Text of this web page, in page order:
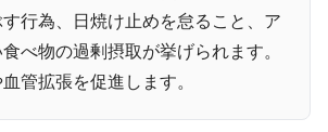
行為、日焼け止めを怠ること、ア
べ物の過剰摂取が挙げられます。
管拡張を促進します。